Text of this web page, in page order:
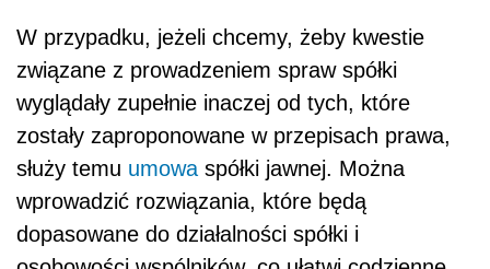
W przypadku, jeżeli chcemy, żeby kwestie
związane z prowadzeniem spraw spółki
wyglądały zupełnie inaczej od tych, które
zostały zaproponowane w przepisach prawa,
służy temu umowa spółki jawnej. Można
wprowadzić rozwiązania, które będą
dopasowane do działalności spółki i